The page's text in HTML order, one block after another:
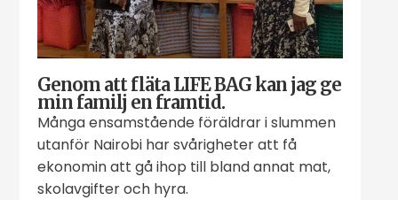
Genom att fläta LIFE BAG kan jag ge
min familj en framtid.
Många ensamstående föräldrar i slummen
utanför Nairobi har svårigheter att få
ekonomin att gå ihop till bland annat mat,
skolavgifter och hyra.